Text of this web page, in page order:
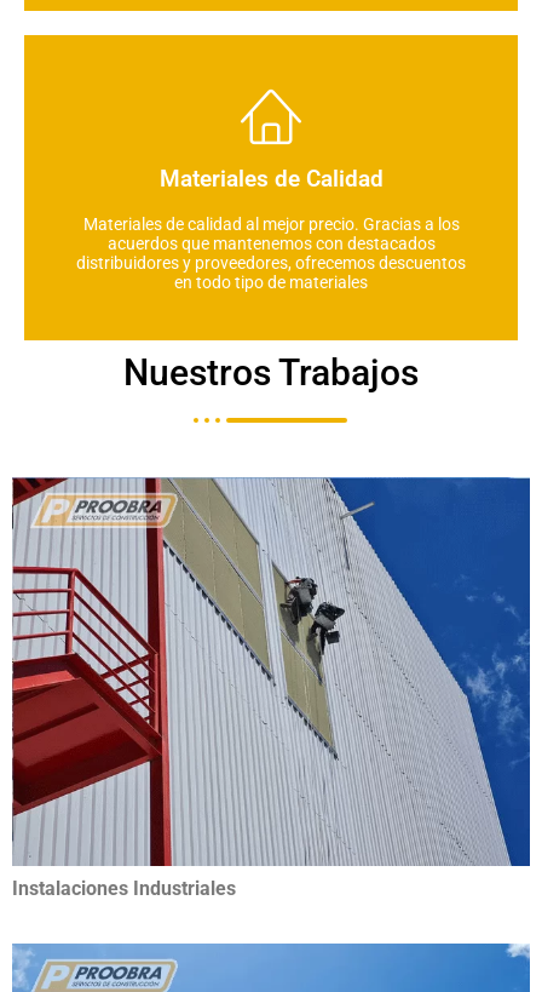
Materiales de Calidad
Materiales de calidad al mejor precio. Gracias a los
acuerdos que mantenemos con destacados
distribuidores y proveedores, ofrecemos descuentos
en todo tipo de materiales
Nuestros Trabajos
Instalaciones Industriales